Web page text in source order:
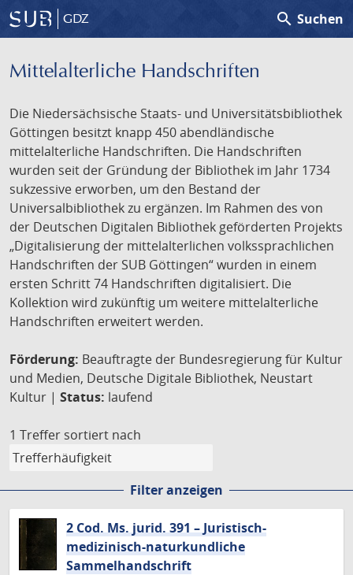
GDZ search Suchen
Mittelalterliche Handschriften
Die Niedersächsische Staats- und Universitätsbibliothek
Göttingen besitzt knapp 450 abendländische
mittelalterliche Handschriften. Die Handschriften
wurden seit der Gründung der Bibliothek im Jahr 1734
sukzessive erworben, um den Bestand der
Universalbibliothek zu ergänzen. Im Rahmen des von
der Deutschen Digitalen Bibliothek geförderten Projekts
„Digitalisierung der mittelalterlichen volkssprachlichen
Handschriften der SUB Göttingen“ wurden in einem
ersten Schritt 74 Handschriften digitalisiert. Die
Kollektion wird zukünftig um weitere mittelalterliche
Handschriften erweitert werden.
Förderung: Beauftragte der Bundesregierung für Kultur
und Medien, Deutsche Digitale Bibliothek, Neustart
Kultur | Status: laufend
1 Treffer sortiert nach
Filter anzeigen
2 Cod. Ms. jurid. 391 – Juristisch-
medizinisch-naturkundliche
Sammelhandschrift